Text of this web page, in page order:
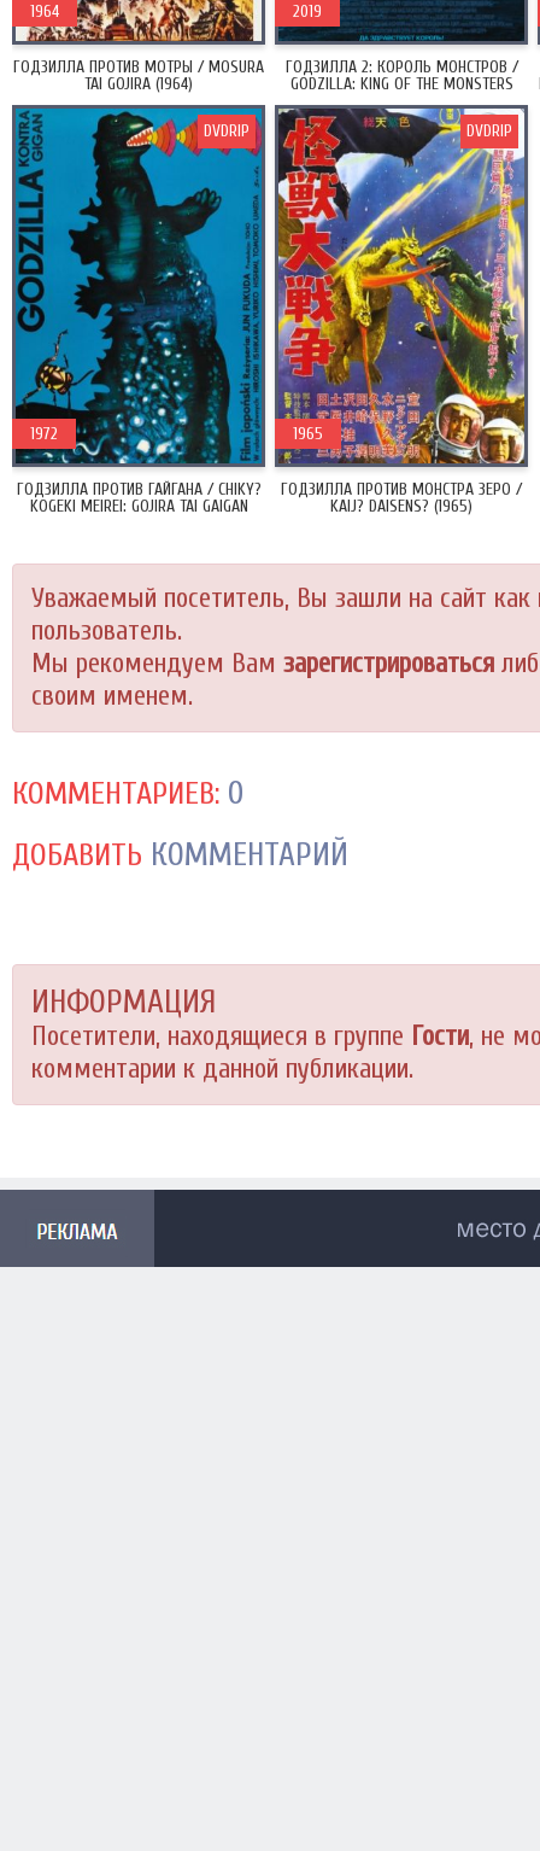
ГОДЗИЛЛА ПРОТИВ МОТРЫ / MOSURA
TAI GOJIRA (1964)
1964
ГОДЗИЛЛА 2: КОРОЛЬ МОНСТРОВ /
GODZILLA: KING OF THE MONSTERS
(2019)
2019
ГОДЗИЛЛА ПРОТИВ ГАЙГАНА / CHIKY?
KOGEKI MEIREI: GOJIRA TAI GAIGAN
1972
DVDRIP
ГОДЗИЛЛА ПРОТИВ МОНСТРА ЗЕРО /
KAIJ? DAISENS? (1965)
1965
DVDRIP
Уважаемый посетитель, Вы зашли на сайт как
пользователь.
Мы рекомендуем Вам зарегистрироваться
своим именем.
КОММЕНТАРИЕВ: 0
ДОБАВИТЬ КОММЕНТАРИЙ
ИНФОРМАЦИЯ
Посетители, находящиеся в группе Гости, не
комментарии к данной публикации.